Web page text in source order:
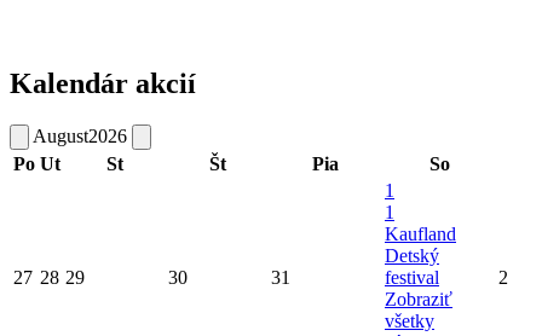
Kalendár akcií
August2026
Po Ut St Št Pia So
27 28 29 30 31
1
1
Kaufland
Detský
festival
Zobraziť
všetky
2